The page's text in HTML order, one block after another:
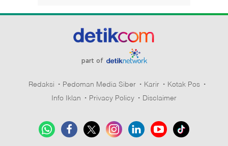
part of
Redaksi Pedoman Media Siber Karir
Kotak Pos
Info Iklan
Privacy Policy Disclaimer